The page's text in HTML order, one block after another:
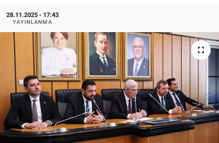
28.11.2025 - 17:43
YAYINLANMA
SPOR
ASAYİŞ